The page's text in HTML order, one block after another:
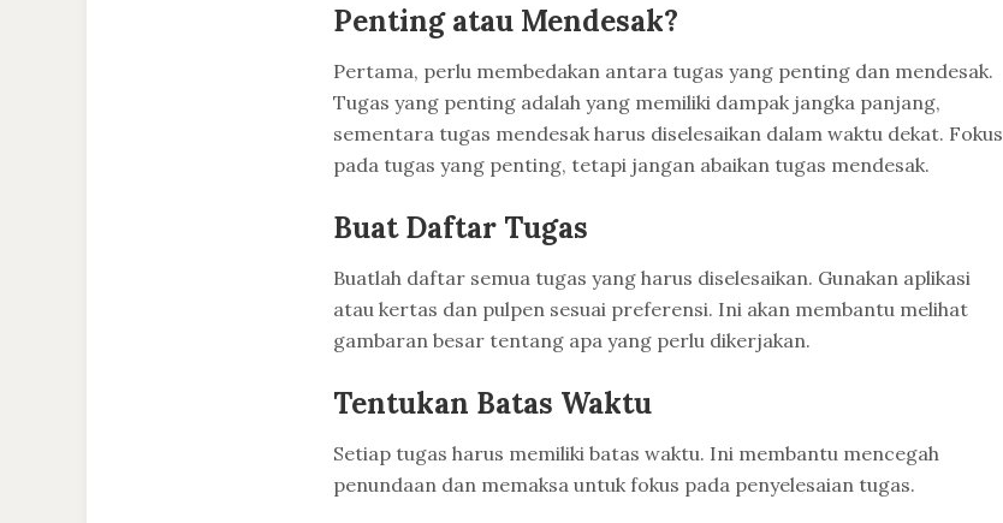
Penting atau Mendesak?
Pertama, perlu membedakan antara tugas yang penting dan mendesak.
Tugas yang penting adalah yang memiliki dampak jangka panjang,
sementara tugas mendesak harus diselesaikan dalam waktu dekat. Fokus
pada tugas yang penting, tetapi jangan abaikan tugas mendesak.
Buat Daftar Tugas
Buatlah daftar semua tugas yang harus diselesaikan. Gunakan aplikasi
atau kertas dan pulpen sesuai preferensi. Ini akan membantu melihat
gambaran besar tentang apa yang perlu dikerjakan.
Tentukan Batas Waktu
Setiap tugas harus memiliki batas waktu. Ini membantu mencegah
penundaan dan memaksa untuk fokus pada penyelesaian tugas.